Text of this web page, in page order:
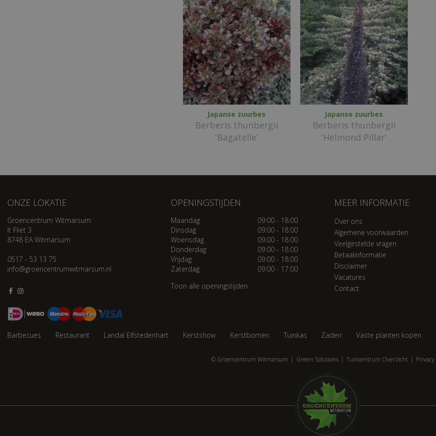
Japanse zuurbes
Berberis thunbergii
'Bagatelle'
Japanse zuurbes
Berberis thunbergii
'Helmond Pillar'
ONZE LOKATIE
Groencentrum Witmarsum
It Fliet 3
8748 EA Witmarsum
0517 - 53 13 75
info@groencentrumwitmarsum.nl
OPENINGSTIJDEN
Maandag
09:00 - 18:00
Dinsdag
09:00 - 18:00
Woensdag
09:00 - 18:00
Donderdag
09:00 - 18:00
Vrijdag
09:00 - 18:00
Zaterdag
09:00 - 17:00
Toon alle openingstijden
MEER INFORMATIE
Over ons
Algemene voorwaarden
Veelgestelde vragen
Betaalinformatie
Disclaimer
Vacatures
Contact
Barbecues Restaurant Landal Elfstedenhart Kerstshow Kerstbomen Tuinkas Zaden Vaste planten kopen
© Groencentrum Witmarsum Green Solutions Tuincentrum Overzicht Privacy